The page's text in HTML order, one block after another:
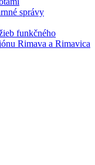
správy
funkčného
Rimava a Rimavica